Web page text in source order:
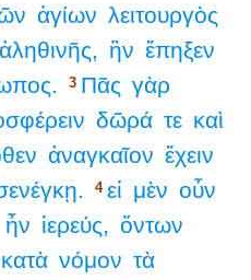
ἁγίων λειτουργὸς
ἀληθινῆς, ἣν ἔπηξεν
3 Πᾶς γὰρ
δῶρά τε καὶ
ἀναγκαῖον ἔχειν
4 εἰ μὲν οὖν
ἦν ἱερεύς,
ὄντων
κατὰ νόμον τὰ